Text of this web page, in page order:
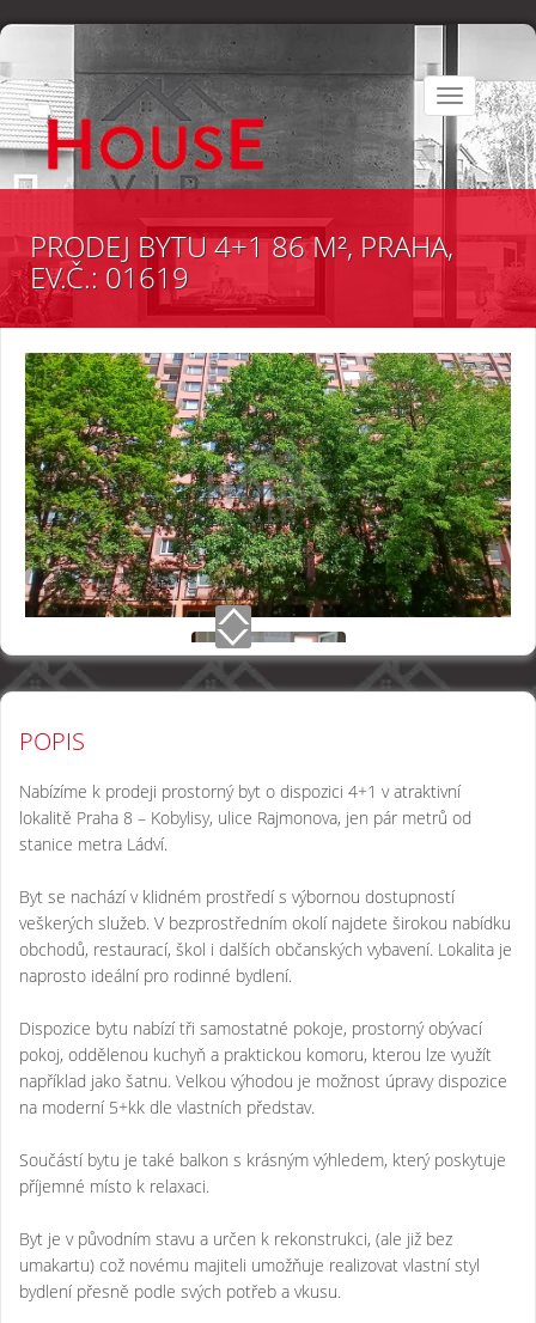
Toggle
navigation
PRODEJ BYTU 4+1 86 M², PRAHA,
EV.Č.: 01619
POPIS
Nabízíme k prodeji prostorný byt o dispozici 4+1 v atraktivní
lokalitě Praha 8 – Kobylisy, ulice Rajmonova, jen pár metrů od
stanice metra Ládví.
Byt se nachází v klidném prostředí s výbornou dostupností
veškerých služeb. V bezprostředním okolí najdete širokou nabídku
obchodů, restaurací, škol i dalších občanských vybavení. Lokalita je
naprosto ideální pro rodinné bydlení.
Dispozice bytu nabízí tři samostatné pokoje, prostorný obývací
pokoj, oddělenou kuchyň a praktickou komoru, kterou lze využít
například jako šatnu. Velkou výhodou je možnost úpravy dispozice
na moderní 5+kk dle vlastních představ.
Součástí bytu je také balkon s krásným výhledem, který poskytuje
příjemné místo k relaxaci.
Byt je v původním stavu a určen k rekonstrukci, (ale již bez
umakartu) což novému majiteli umožňuje realizovat vlastní styl
bydlení přesně podle svých potřeb a vkusu.